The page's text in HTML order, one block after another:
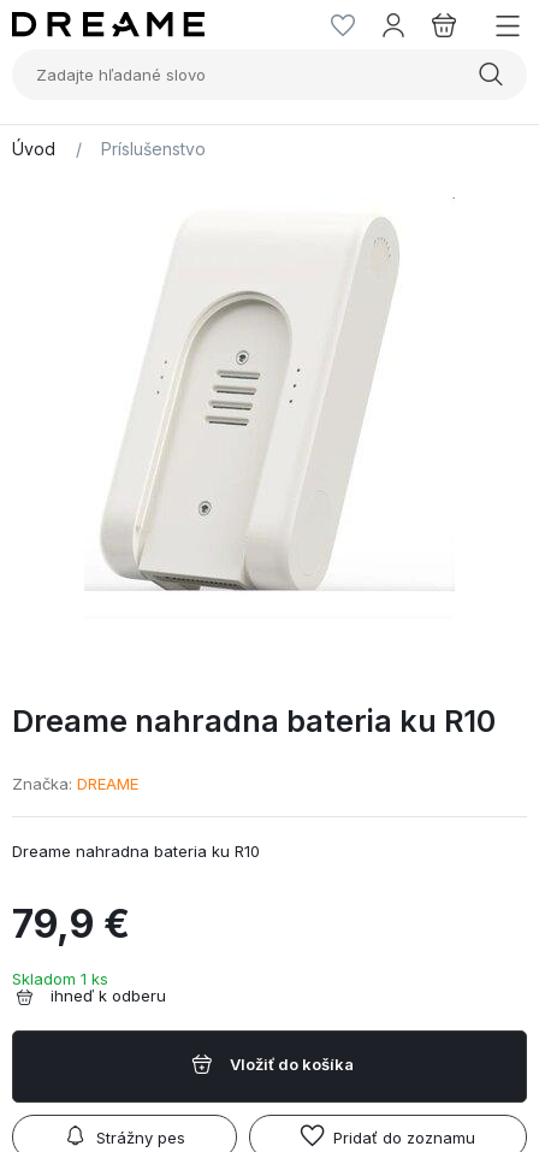
Úvod / Príslušenstvo
Dreame nahradna bateria ku R10
Značka DREAME
Dreame nahradna bateria ku R10
79,9 €
Skladom 1 ks
ihneď k odberu
Vložiť do košíka
Strážny pes Pridať do zoznamu